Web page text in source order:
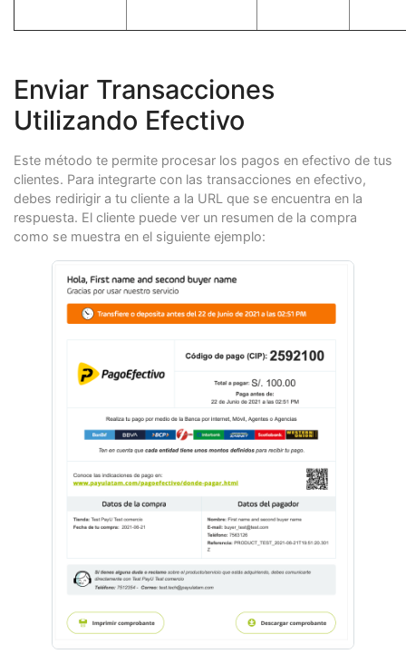
Enviar Transacciones
Utilizando Efectivo
Este método te permite procesar los pagos en efectivo de tus
clientes. Para integrarte con las transacciones en efectivo,
debes redirigir a tu cliente a la URL que se encuentra en la
respuesta. El cliente puede ver un resumen de la compra
como se muestra en el siguiente ejemplo: